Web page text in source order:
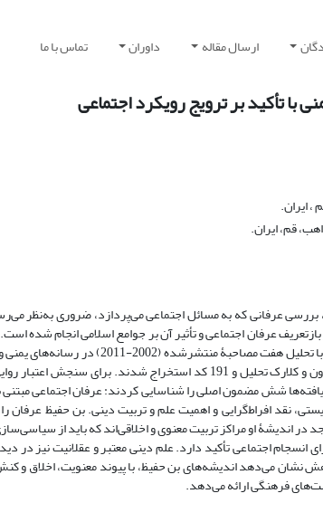
ارسال مقاله داوران تماس با ما
با تأکید بر ترویج رویکرد اجتماعی
ایران.
قم، ایران.
بررسی عرفانی که به مسائل اجتماعی می‌پردازد، ضروری به‌نظر
عرفان اجتماعی و تأثیر آن بر جوامع اسلامی انجام شده
به روش تحلیل مضمون و رویکرد کیفی، اندیشه‌های عرفانی بن حفیظ با تحلیل
شد. داده‌ها با نرم‌افزار مکس‌کیودا و در چارچوب شش‌مرحله‌ای براون و کلارک تحلیل و 191 کد استخراج
شش مضمون اصلی را شناسایی کردند: عرفان اجتماعی مبتنی
نقد افراط‌گرایی و اهمیت علم و تربیت دینی. بن حفیظ عرفان را
او مراکز تربیت معنوی و اخلاقی‌اند که باید از
اجتماعی تأکید دارد. علم دینی معتبر و عقلانیت نیز در
نشان می‌دهد اندیشه‌های بن حفیظ، با پیوند معنویت، اخلاق و
فرهنگی ارائه می‌دهد.